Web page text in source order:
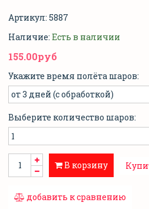
Артикул: 5887
Наличие: Есть в наличии
155.00руб
Укажите время полёта шаров:
Выберите количество шаров:
В корзину
добавить к сравнению